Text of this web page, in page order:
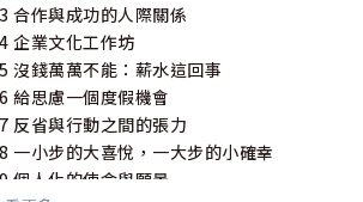
合作與成功的人際關係
企業文化工作坊
沒錢萬萬不能：薪水這回事
給思慮一個度假機會
反省與行動之間的張力
一小步的大喜悅，一大步的小確幸
個人化的使命與願景